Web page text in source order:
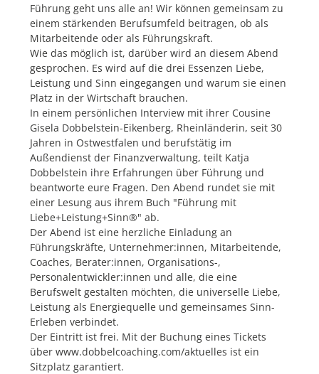
Führung geht uns alle an! Wir können gemeinsam zu
einem stärkenden Berufsumfeld beitragen, ob als
Mitarbeitende oder als Führungskraft.
Wie das möglich ist, darüber wird an diesem Abend
gesprochen. Es wird auf die drei Essenzen Liebe,
Leistung und Sinn eingegangen und warum sie einen
Platz in der Wirtschaft brauchen.
In einem persönlichen Interview mit ihrer Cousine
Gisela Dobbelstein-Eikenberg, Rheinländerin, seit 30
Jahren in Ostwestfalen und berufstätig im
Außendienst der Finanzverwaltung, teilt Katja
Dobbelstein ihre Erfahrungen über Führung und
beantworte eure Fragen. Den Abend rundet sie mit
einer Lesung aus ihrem Buch "Führung mit
Liebe+Leistung+Sinn®" ab.
Der Abend ist eine herzliche Einladung an
Führungskräfte, Unternehmer:innen, Mitarbeitende,
Coaches, Berater:innen, Organisations-,
Personalentwickler:innen und alle, die eine
Berufswelt gestalten möchten, die universelle Liebe,
Leistung als Energiequelle und gemeinsames Sinn-
Erleben verbindet.
Der Eintritt ist frei. Mit der Buchung eines Tickets
über www.dobbelcoaching.com/aktuelles ist ein
Sitzplatz garantiert.